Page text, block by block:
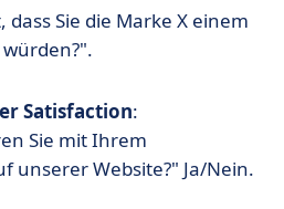
Sie die Marke X einem
Satisfaction:
Sie mit Ihrem
unserer Website?" Ja/Nein.